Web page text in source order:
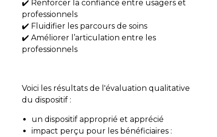
✔️ Renforcer la confiance entre usagers et
professionnels
✔️ Fluidifier les parcours de soins
✔️ Améliorer l’articulation entre les
professionnels
Voici les résultats de l'évaluation qualitative
du dispositif :
un dispositif approprié et apprécié
impact perçu pour les bénéficiaires :